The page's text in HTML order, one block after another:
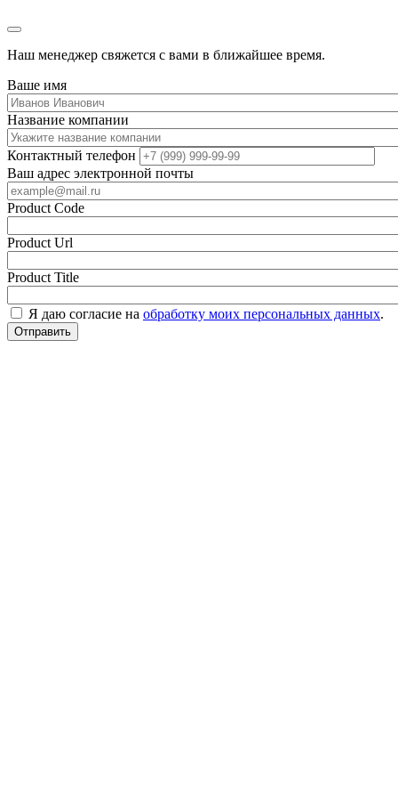
Наш менеджер свяжется с вами в ближайшее время.
Ваше имя
Название компании
Контактный телефон
Ваш адрес электронной почты
Product Code
Product Url
Product Title
Я даю согласие на обработку моих персональных данных.
Отправить